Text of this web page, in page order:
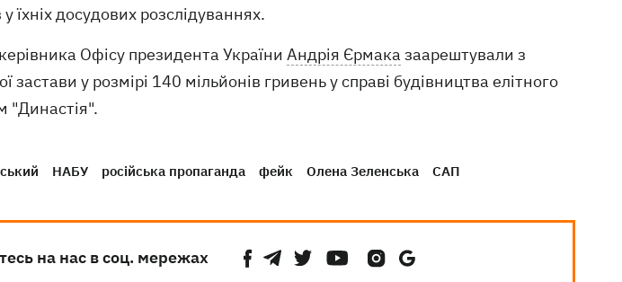
їхніх досудових розслідуваннях.
Офісу президента України Андрія Єрмака заарештували з
застави у розмірі 140 мільйонів гривень у справі будівництва елітного
"Династія".
НАБУ російська пропаганда фейк Олена Зеленська САП
на нас в соц. мережах